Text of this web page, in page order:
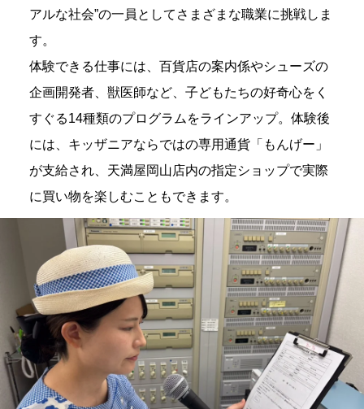
アルな社会”の一員としてさまざまな職業に挑戦しま
す。
体験できる仕事には、百貨店の案内係やシューズの
企画開発者、獣医師など、子どもたちの好奇心をく
すぐる14種類のプログラムをラインアップ。体験後
には、キッザニアならではの専用通貨「もんげー」
が支給され、天満屋岡山店内の指定ショップで実際
に買い物を楽しむこともできます。